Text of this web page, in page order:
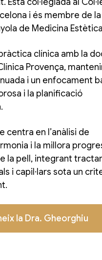
i és membre de la
de Medicina
clínica amb la
Provença,
i un enfocament
i la planificació
centra en l’anàlisi de
i la millora
la pell, integrant
i capil·lars sota un
la Dra. Gheorghiu